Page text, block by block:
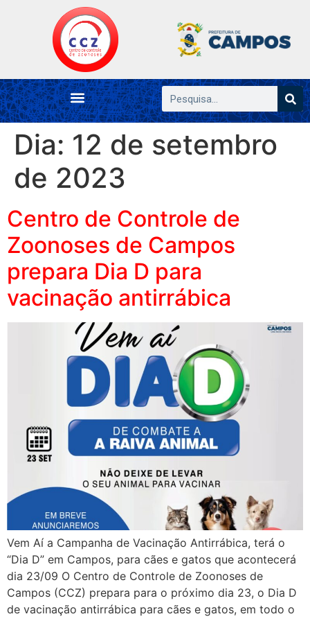
Dia: 12 de setembro
de 2023
Centro de Controle de
Zoonoses de Campos
prepara Dia D para
vacinação antirrábica
Vem Aí a Campanha de Vacinação Antirrábica, terá o
“Dia D” em Campos, para cães e gatos que acontecerá
dia 23/09 O Centro de Controle de Zoonoses de
Campos (CCZ) prepara para o próximo dia 23, o Dia D
de vacinação antirrábica para cães e gatos, em todo o